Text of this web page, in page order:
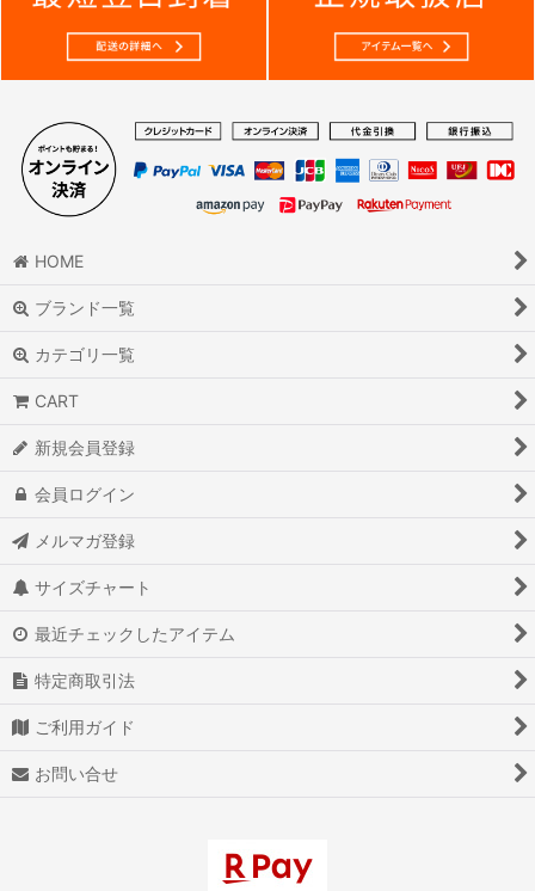
HOME
ブランド一覧
カテゴリ一覧
CART
新規会員登録
会員ログイン
メルマガ登録
サイズチャート
最近チェックしたアイテム
特定商取引法
ご利用ガイド
お問い合せ